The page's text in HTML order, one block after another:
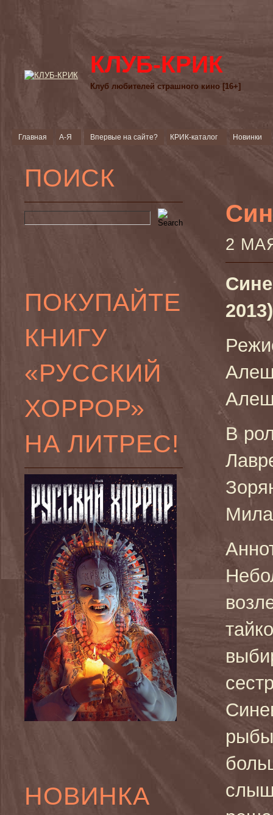
КЛУБ-КРИК
Клуб любителей страшного кино [16+]
Главная А-Я Впервые на сайте? КРИК-каталог Новинки
ПОИСК
ПОКУПАЙТЕ
КНИГУ
«РУССКИЙ
ХОРРОР»
НА ЛИТРЕС!
НОВИНКА
2
2013)
В
рыбы